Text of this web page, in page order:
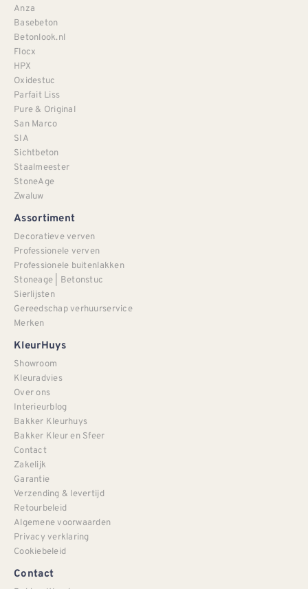
Anza
Basebeton
Betonlook.nl
Flocx
HPX
Oxidestuc
Parfait Liss
Pure & Original
San Marco
SIA
Sichtbeton
Staalmeester
StoneAge
Zwaluw
Assortiment
Decoratieve verven
Professionele verven
Professionele buitenlakken
Stoneage | Betonstuc
Sierlijsten
Gereedschap verhuurservice
Merken
KleurHuys
Showroom
Kleuradvies
Over ons
Interieurblog
Bakker Kleurhuys
Bakker Kleur en Sfeer
Contact
Zakelijk
Garantie
Verzending & levertijd
Retourbeleid
Algemene voorwaarden
Privacy verklaring
Cookiebeleid
Contact